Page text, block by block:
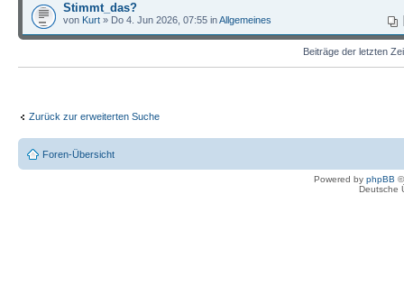
Stimmt_das?
von Kurt » Do 4. Jun 2026, 07:55 inAllgemeines
Beiträge der letzten
Zurück zur erweiterten Suche
Foren-Übersicht
Powered by phpBB
Deutsche